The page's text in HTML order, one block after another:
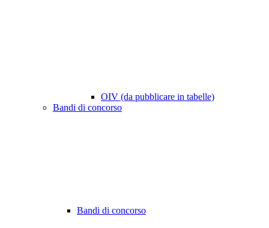
OIV (da pubblicare in tabelle)
Bandi di concorso
Bandi di concorso